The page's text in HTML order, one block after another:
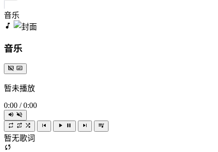
音乐
音乐
暂未播放
0:00 / 0:00
暂无歌词